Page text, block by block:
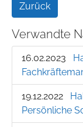
Zurück
Verwandte
16.02.2023
19.12.2022
Persönliche